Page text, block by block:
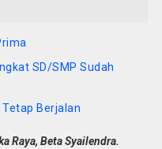
SD/SMP Sudah
Berjalan
Raya, Beta Syailendra.